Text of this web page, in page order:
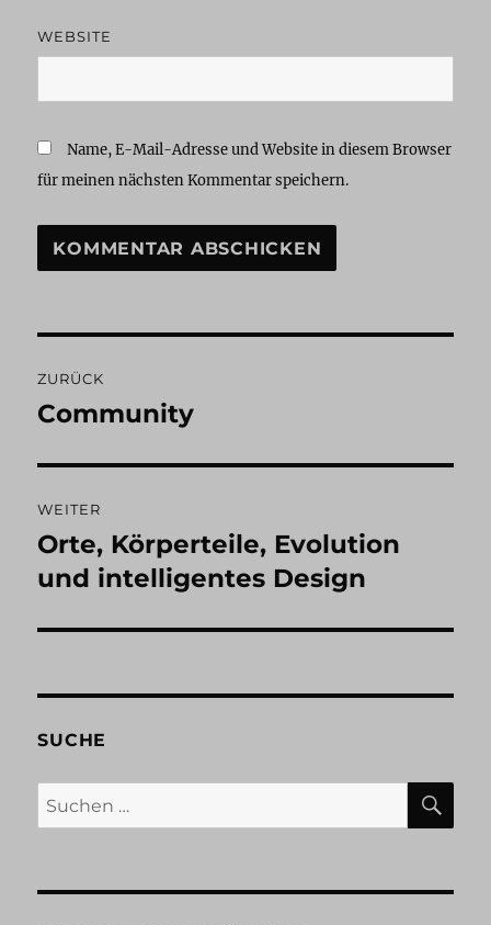
WEBSITE
Name, E-Mail-Adresse und Website in diesem Browser
für meinen nächsten Kommentar speichern.
ZURÜCK
Vorheriger
Community
WEITER
Nächster
Beitrag:
Orte, Körperteile, Evolution
und intelligentes Design
SUCHE
Suchen
nach: